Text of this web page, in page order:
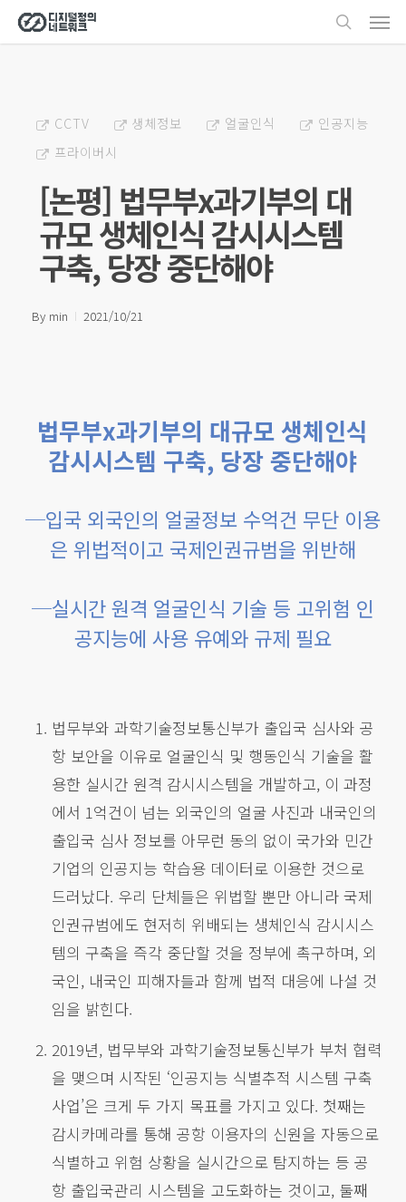
Skip
to
search
CCTV 생체정보 얼굴인식
인공지능
프라이버시
[논평] 법무부x과기부의 대
규모 생체인식 감시시스템
구축, 당장 중단해야
By min 2021/10/21
법무부x과기부의 대규모 생체인식
감시시스템 구축, 당장 중단해야
─입국 외국인의 얼굴정보 수억건 무단 이용
은 위법적이고 국제인권규범을 위반해
─실시간 원격 얼굴인식 기술 등 고위험 인
공지능에 사용 유예와 규제 필요
법무부와 과학기술정보통신부가 출입국 심사와 공
항 보안을 이유로 얼굴인식 및 행동인식 기술을 활
용한 실시간 원격 감시시스템을 개발하고, 이 과정
에서 1억건이 넘는 외국인의 얼굴 사진과 내국인의
출입국 심사 정보를 아무런 동의 없이 국가와 민간
기업의 인공지능 학습용 데이터로 이용한 것으로
드러났다. 우리 단체들은 위법할 뿐만 아니라 국제
인권규범에도 현저히 위배되는 생체인식 감시시스
템의 구축을 즉각 중단할 것을 정부에 촉구하며, 외
국인, 내국인 피해자들과 함께 법적 대응에 나설 것
임을 밝힌다.
2019년, 법무부와 과학기술정보통신부가 부처 협력
을 맺으며 시작된 ‘인공지능 식별추적 시스템 구축
사업’은 크게 두 가지 목표를 가지고 있다. 첫째는
감시카메라를 통해 공항 이용자의 신원을 자동으로
식별하고 위험 상황을 실시간으로 탐지하는 등 공
항 출입국관리 시스템을 고도화하는 것이고, 둘째